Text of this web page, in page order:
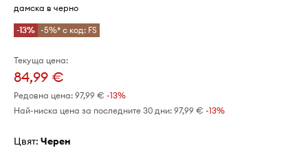
дамска в черно
-13% -5%* с код: FS
Текуща цена:
84,99 €
Редовна цена: 97,99 € -13%
Най-ниска цена за последните 30 дни: 97,99 € -13%
Цвят: черен